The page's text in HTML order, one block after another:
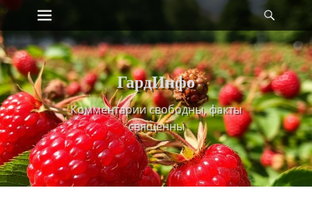
Skip
content
Primary Menu
ГардИнфо
Комментарии свободны, факты
священны